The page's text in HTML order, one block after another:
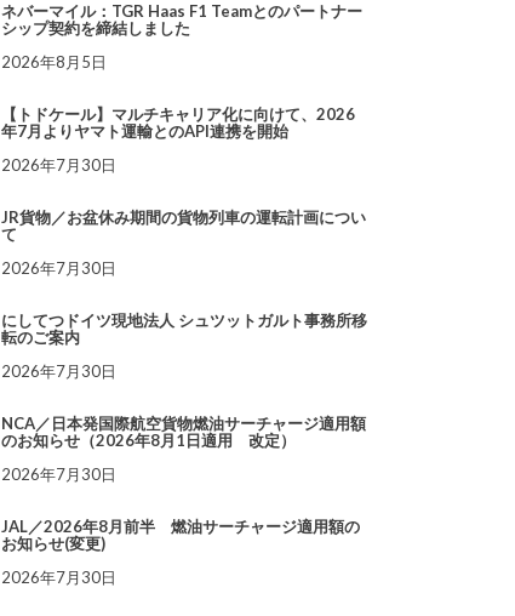
ネバーマイル：TGR Haas F1 Teamとのパートナー
シップ契約を締結しました
2026年8月5日
【トドケール】マルチキャリア化に向けて、2026
年7月よりヤマト運輸とのAPI連携を開始
2026年7月30日
JR貨物／お盆休み期間の貨物列車の運転計画につい
て
2026年7月30日
にしてつドイツ現地法人 シュツットガルト事務所移
転のご案内
2026年7月30日
NCA／日本発国際航空貨物燃油サーチャージ適用額
のお知らせ（2026年8月1日適用 改定）
2026年7月30日
JAL／2026年8月前半 燃油サーチャージ適用額の
お知らせ(変更)
2026年7月30日